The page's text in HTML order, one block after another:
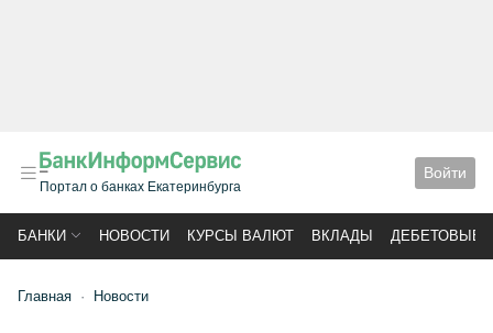
Портал о банках Екатеринбурга
Войти
БАНКИ НОВОСТИ КУРСЫ ВАЛЮТ ВКЛАДЫ ДЕБЕТОВЫЕ
Главная Новости